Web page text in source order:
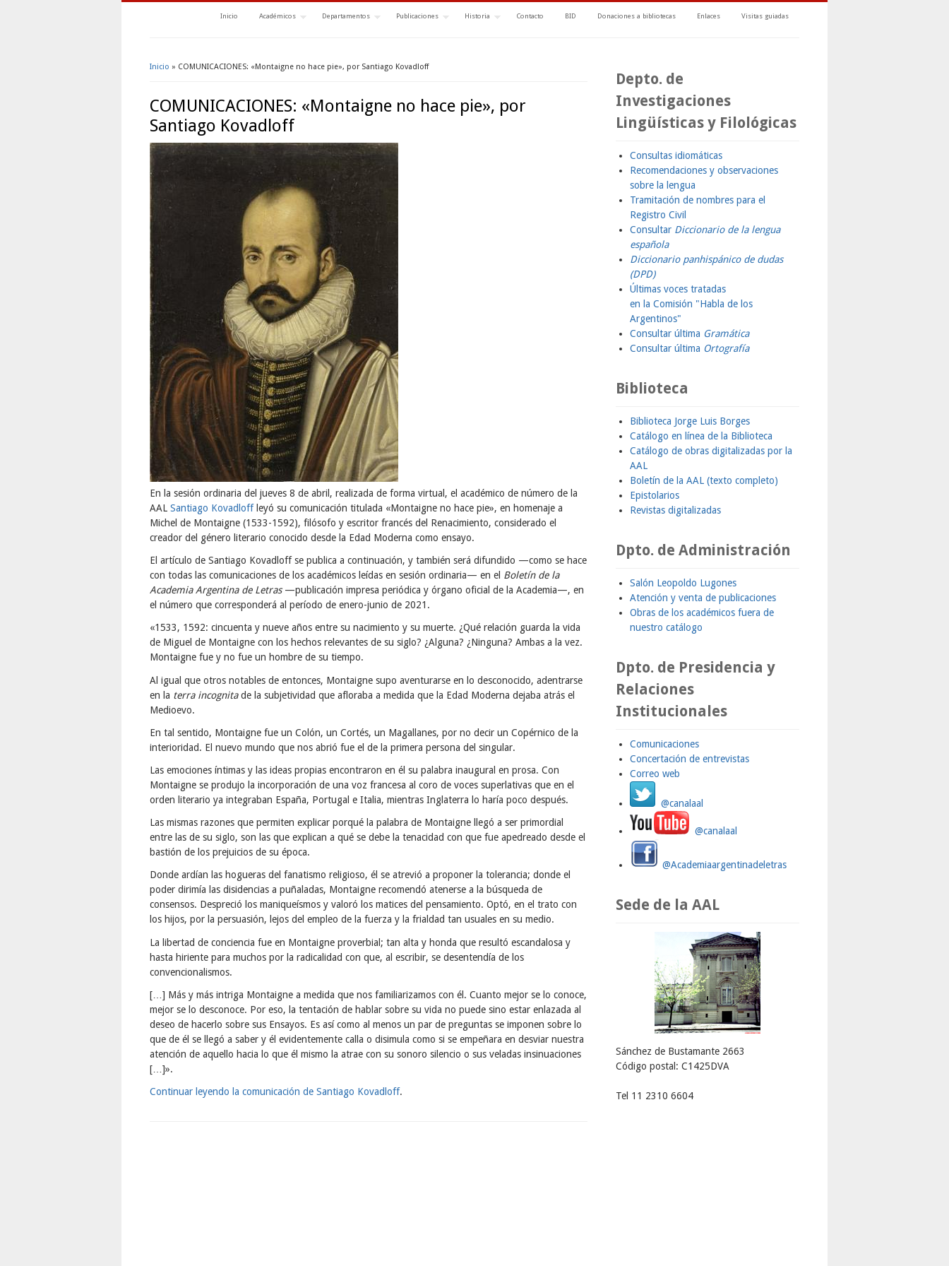
Inicio Académicos Departamentos Publicaciones Historia Contacto BID Donaciones a bibliotecas Enlaces Visitas guiadas
Inicio » COMUNICACIONES: «Montaigne no hace pie», por Santiago Kovadloff
COMUNICACIONES: «Montaigne no hace pie», por
Santiago Kovadloff
En la sesión ordinaria del jueves 8 de abril, realizada de forma virtual, el académico de número de la
AAL Santiago Kovadloffleyó su comunicación titulada «Montaigne no hace pie», en homenaje a
Michel de Montaigne (1533-1592), filósofo y escritor francés del Renacimiento, considerado el
creador del género literario conocido desde la Edad Moderna como ensayo.
El artículo de Santiago Kovadloff se publica a continuación, y también será difundido —como se hace
con todas las comunicaciones de los académicos leídas en sesión ordinaria— en el Boletín de la
Academia Argentina de Letras—publicación impresa periódica y órgano oficial de la Academia—, en
el número que corresponderá al período de enero-junio de 2021.
«1533, 1592: cincuenta y nueve años entre su nacimiento y su muerte. ¿Qué relación guarda la vida
de Miguel de Montaigne con los hechos relevantes de su siglo? ¿Alguna? ¿Ninguna? Ambas a la vez.
Montaigne fue y no fue un hombre de su tiempo.
Al igual que otros notables de entonces, Montaigne supo aventurarse en lo desconocido, adentrarse
en la terra incognitade la subjetividad que afloraba a medida que la Edad Moderna dejaba atrás el
Medioevo.
En tal sentido, Montaigne fue un Colón, un Cortés, un Magallanes, por no decir un Copérnico de la
interioridad. El nuevo mundo que nos abrió fue el de la primera persona del singular.
Las emociones íntimas y las ideas propias encontraron en él su palabra inaugural en prosa. Con
Montaigne se produjo la incorporación de una voz francesa al coro de voces superlativas que en el
orden literario ya integraban España, Portugal e Italia, mientras Inglaterra lo haría poco después.
Las mismas razones que permiten explicar porqué la palabra de Montaigne llegó a ser primordial
entre las de su siglo, son las que explican a qué se debe la tenacidad con que fue apedreado desde el
bastión de los prejuicios de su época.
Donde ardían las hogueras del fanatismo religioso, él se atrevió a proponer la tolerancia; donde el
poder dirimía las disidencias a puñaladas, Montaigne recomendó atenerse a la búsqueda de
consensos. Despreció los maniqueísmos y valoró los matices del pensamiento. Optó, en el trato con
los hijos, por la persuasión, lejos del empleo de la fuerza y la frialdad tan usuales en su medio.
La libertad de conciencia fue en Montaigne proverbial; tan alta y honda que resultó escandalosa y
hasta hiriente para muchos por la radicalidad con que, al escribir, se desentendía de los
convencionalismos.
[…] Más y más intriga Montaigne a medida que nos familiarizamos con él. Cuanto mejor se lo conoce,
mejor se lo desconoce. Por eso, la tentación de hablar sobre su vida no puede sino estar enlazada al
deseo de hacerlo sobre sus Ensayos. Es así como al menos un par de preguntas se imponen sobre lo
que de él se llegó a saber y él evidentemente calla o disimula como si se empeñara en desviar nuestra
atención de aquello hacia lo que él mismo la atrae con su sonoro silencio o sus veladas insinuaciones
[…]».
Continuar leyendo la comunicación de Santiago Kovadloff.
Depto. de
Investigaciones
Lingüísticas y Filológicas
Consultas idiomáticas
Recomendaciones y observaciones
sobre la lengua
Tramitación de nombres para el
Registro Civil
Consultar Diccionario de la lengua
española
Diccionario panhispánico de dudas
(DPD)
Últimas voces tratadas
en la Comisión "Habla de los
Argentinos"
Consultar última Gramática
Consultar última Ortografía
Biblioteca
Biblioteca Jorge Luis Borges
Catálogo en línea de la Biblioteca
Catálogo de obras digitalizadas por la
AAL
Boletín de la AAL (texto completo)
Epistolarios
Revistas digitalizadas
Dpto. de Administración
Salón Leopoldo Lugones
Atención y venta de publicaciones
Obras de los académicos fuera de
nuestro catálogo
Dpto. de Presidencia y
Relaciones
Institucionales
Comunicaciones
Concertación de entrevistas
Correo web
@canalaal
@canalaal
@Academiaargentinadeletras
Sede de la AAL
Sánchez de Bustamante 2663
Código postal: C1425DVA
Tel 11 2310 6604